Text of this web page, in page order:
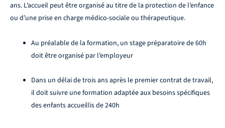
ans. L’accueil peut être organisé au titre de la protection de l’enfance
ou d’une prise en charge médico-sociale ou thérapeutique.
Au préalable de la formation, un stage préparatoire de 60h
doit être organisé par l’employeur
Dans un délai de trois ans après le premier contrat de travail,
il doit suivre une formation adaptée aux besoins spécifiques
des enfants accueillis de 240h